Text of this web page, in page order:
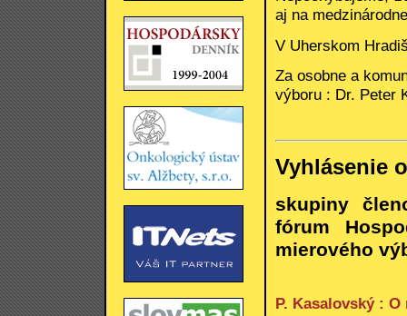
aj na
V Uherskom
Za osobne a
výboru : Dr. Peter
Vyhlásenie
skupiny
fórum
mierového
P. Kasalovský :